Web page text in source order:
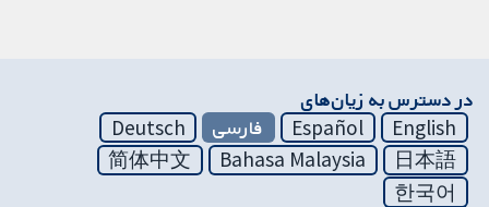
در دسترس به زیان‌های
English
Español فارسی
Deutsch
日本語
Bahasa Malaysia
简体中文
한국어